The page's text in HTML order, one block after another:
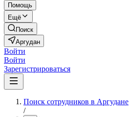
Помощь
Ещё
Поиск
Аргудан
Войти
Войти
Зарегистрироваться
Поиск сотрудников в Аргудане
/